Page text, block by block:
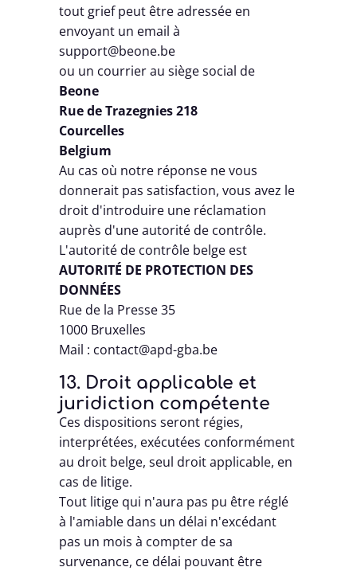
tout grief peut être adressée en
envoyant un email à
support@beone.be
ou un courrier au siège social de
Beone
Rue de Trazegnies 218
Courcelles
Belgium
Au cas où notre réponse ne vous
donnerait pas satisfaction, vous avez le
droit d'introduire une réclamation
auprès d'une autorité de contrôle.
L'autorité de contrôle belge est
AUTORITÉ DE PROTECTION DES
DONNÉES
Rue de la Presse 35
1000 Bruxelles
Mail : contact@apd-gba.be
13. Droit applicable et
juridiction compétente
Ces dispositions seront régies,
interprétées, exécutées conformément
au droit belge, seul droit applicable, en
cas de litige.
Tout litige qui n'aura pas pu être réglé
à l'amiable dans un délai n'excédant
pas un mois à compter de sa
survenance, ce délai pouvant être